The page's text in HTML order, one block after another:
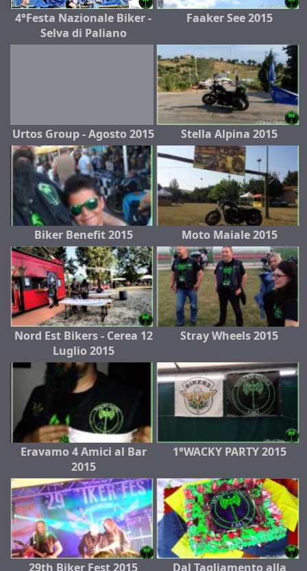
4°Festa Nazionale Biker -
Selva di Paliano
Faaker See 2015
Urtos Group - Agosto 2015 Stella Alpina 2015
Biker Benefit 2015 Moto Maiale 2015
Nord Est Bikers - Cerea 12
Luglio 2015
Stray Wheels 2015
Eravamo 4 Amici al Bar
2015
1°WACKY PARTY 2015
29th Biker Fest 2015
Dal Tagliamento alla